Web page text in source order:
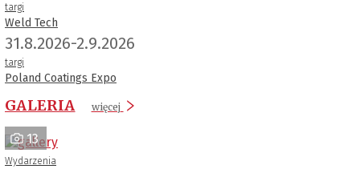
targi
Weld Tech
31.8.2026-2.9.2026
targi
Poland Coatings Expo
GALERIA więcej
13
Wydarzenia